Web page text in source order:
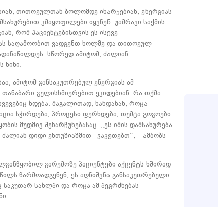
თითოეულთან ბოლომდე იხარჯებიან, ენერგიას
კმაყოფილები იყვნენ. უამრავი საქმის
რომ პაციენტებისთვის ეს ისევე
საღამოობით ვადგენთ ხოლმე და თითოეულ
სწორედ ამიტომ, ძალიან
ნინი.
ამიტომ განსაკუთრებულ ენერგიას ამ
გულისხმიერებით ეკიდებიან. რა თქმა
ხდება. მაგალითად, ხანდახან, როცა
სჭირდება, პროცესი ფერხდება, თუმცა გოგოები
მუდმივ შენარჩუნებასაც. „ეს იმის დამსახურება
დიდი ენთუზიაზმით ვაკეთებთ“, – ამბობს
გარემოზე პაციენტები აქცენტს ხშირად
წარმოადგენენ, ეს აღნიშვნა განსაკუთრებული
სახლში და როცა ამ შეგრძნებას